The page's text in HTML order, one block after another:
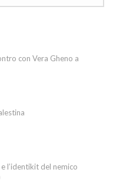
con Vera Gheno a
l’identikit del nemico